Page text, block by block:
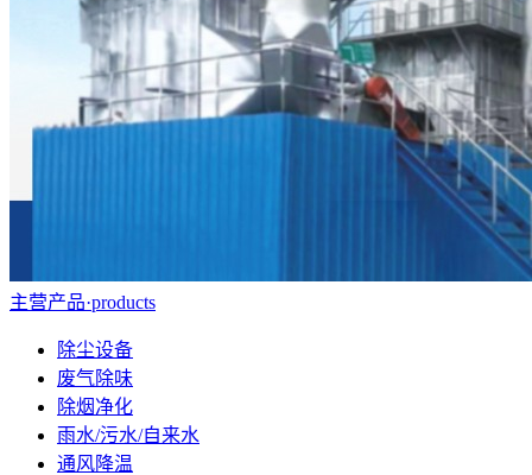
主营产品·products
除尘设备
废气除味
除烟净化
雨水/污水/自来水
通风降温